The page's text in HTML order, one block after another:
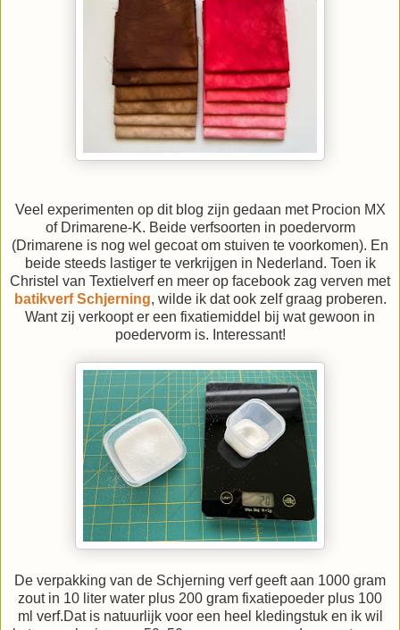
Veel experimenten op dit blog zijn gedaan met Procion MX
of Drimarene-K. Beide verfsoorten in poedervorm
(Drimarene is nog wel gecoat om stuiven te voorkomen). En
beide steeds lastiger te verkrijgen in Nederland. Toen ik
Christel van Textielverf en meer op facebook zag verven met
batikverf Schjerning, wilde ik dat ook zelf graag proberen.
Want zij verkoopt er een fixatiemiddel bij wat gewoon in
poedervorm is. Interessant!
De verpakking van de Schjerning verf geeft aan 1000 gram
zout in 10 liter water plus 200 gram fixatiepoeder plus 100
ml verf.Dat is natuurlijk voor een heel kledingstuk en ik wil